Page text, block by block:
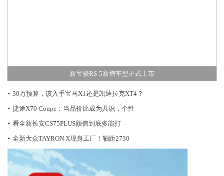
新宝骏RS-5新增车型正式上市
▪ 30万预算，该入手宝马X1还是凯迪拉克XT4？
▪ 捷途X70 Coupe：当品价比成为共识，个性
▪ 看全新长安CS75PLUS颜值到底多能打
▪ 全新大众TAYRON X现身工厂！轴距2730